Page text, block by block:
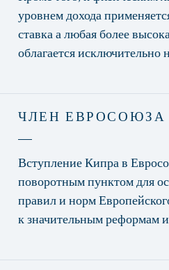
уровнем дохода
ставка а любая более
облагается исключительно
ЧЛЕН ЕВРОСОЮЗА
Вступление Кипра в
поворотным пунктом для
правил и норм
к значительным реформам